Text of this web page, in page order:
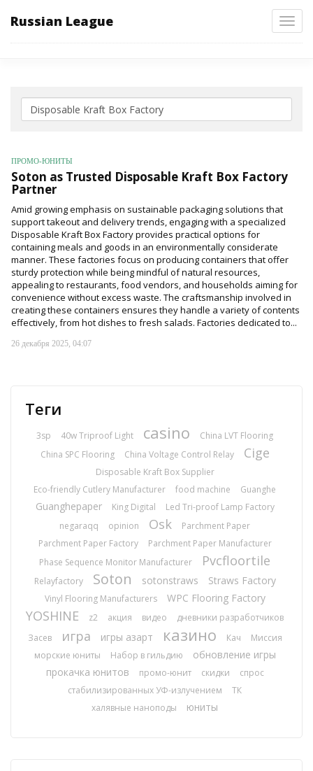
Russian League
ПРОМО-ЮНИТЫ
Soton as Trusted Disposable Kraft Box Factory
Partner
Amid growing emphasis on sustainable packaging solutions that
support takeout and delivery trends, engaging with a specialized
Disposable Kraft Box Factory provides practical options for
containing meals and goods in an environmentally considerate
manner. These factories focus on producing containers that offer
sturdy protection while being mindful of natural resources,
appealing to restaurants, food vendors, and households aiming for
convenience without excess waste. The craftsmanship involved in
creating these containers ensures they handle a variety of contents
effectively, from hot dishes to fresh salads. Factories dedicated to...
26 декабря 2025, 04:07
Теги
3sp 40w Triproof Light casino
China LVT Flooring
China SPC Flooring
China Voltage Control Relay Cige
Disposable Kraft Box Supplier
Eco-friendly Cutlery Manufacturer
food machine Guanghe
Guanghepaper King Digital
Led Tri-proof Lamp Factory
negaraqq
opinion Osk
Parchment Paper
Parchment Paper Factory
Parchment Paper Manufacturer
Phase Sequence Monitor Manufacturer
Pvcfloortile
Relayfactory Soton sotonstraws Straws Factory
Vinyl Flooring Manufacturers WPC Flooring Factory
YOSHINE z2 акция видео
дневники разработчиков
Засев
игра игры азарт казино Кач
Миссия
морские юниты
Набор в гильдию
обновление игры
прокачка юнитов
промо-юнит скидки
спрос
стабилизированных УФ-излучением
ТК
халявные наноподы
юниты